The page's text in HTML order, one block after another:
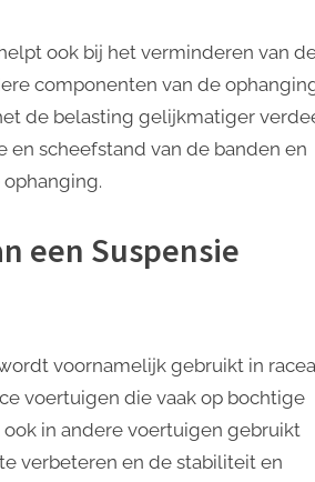
ook bij het verminderen van
componenten van de
de belasting gelijkmatiger
scheefstand van de banden en
een Suspensie
voornamelijk gebruikt in
voertuigen die vaak op bochtige
in andere voertuigen gebruikt
verbeteren en de stabiliteit en